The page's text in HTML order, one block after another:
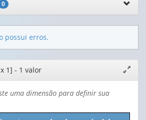
0
possui erros.
janela
1] - 1 valor
uma dimensão para definir sua